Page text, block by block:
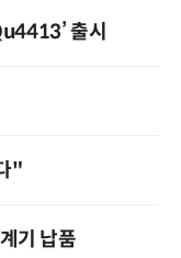
출시
"
기 납품